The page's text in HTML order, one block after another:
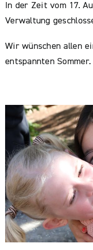
In der Zeit vom 17.
Verwaltung
Wir wünschen allen
entspannten Sommer.